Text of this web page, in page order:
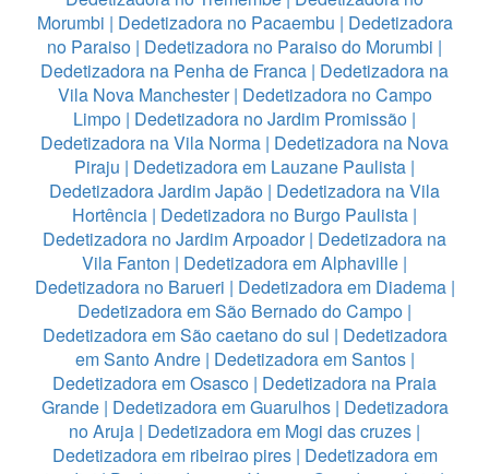
Morumbi | Dedetizadora no Pacaembu | Dedetizadora
no Paraiso | Dedetizadora no Paraiso do Morumbi |
Dedetizadora na Penha de Franca | Dedetizadora na
Vila Nova Manchester| Dedetizadora no Campo
Limpo | Dedetizadora no Jardim Promissão |
Dedetizadora na Vila Norma | Dedetizadora na Nova
Piraju | Dedetizadora em Lauzane Paulista |
Dedetizadora Jardim Japão | Dedetizadora na Vila
Hortência | Dedetizadora no Burgo Paulista |
Dedetizadora no Jardim Arpoador| Dedetizadora na
Vila Fanton | Dedetizadora em Alphaville |
Dedetizadora no Barueri | Dedetizadora em Diadema|
Dedetizadora em São Bernado do Campo |
Dedetizadora em São caetano do sul | Dedetizadora
em Santo Andre| Dedetizadora em Santos|
Dedetizadora em Osasco | Dedetizadora na Praia
Grande| Dedetizadora em Guarulhos| Dedetizadora
no Aruja | Dedetizadora em Mogi das cruzes |
Dedetizadora em ribeirao pires| Dedetizadora em